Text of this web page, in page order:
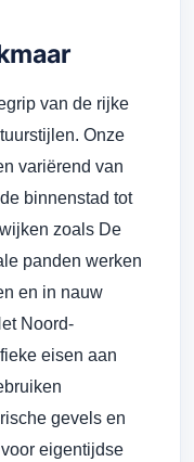
van de rijke
Onze
variërend van
binnenstad tot
zoals De
panden werken
en in nauw
Noord-
eisen aan
gevels en
eigentijdse